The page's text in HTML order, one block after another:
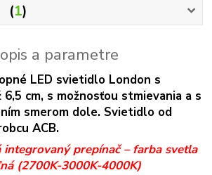
1
a parametre
LED svietidlo London s
6,5 cm, s možnosťou stmievania a s
smerom dole. Svietidlo od
ACB.
integrovaný prepínač – farba svetla
(2700K-3000K-4000K)